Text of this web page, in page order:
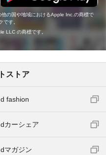
の国や地域におけるApple Inc.の商標で
す。
LLC の商標です。
ストア
d fashion
dカーシェア
dマガジン